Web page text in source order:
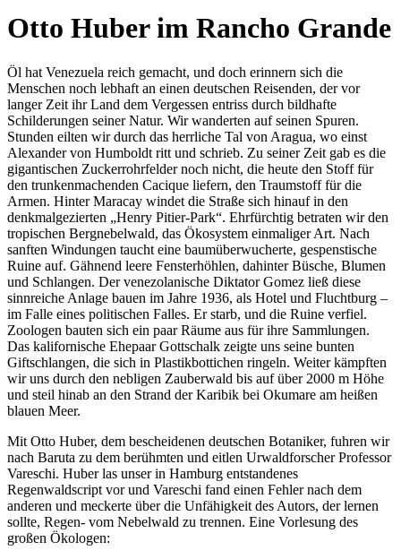
Otto Huber im Rancho Grande
Öl hat Venezuela reich gemacht, und doch erinnern sich die
Menschen noch lebhaft an einen deutschen Reisenden, der vor
langer Zeit ihr Land dem Vergessen entriss durch bildhafte
Schilderungen seiner Natur. Wir wanderten auf seinen Spuren.
Stunden eilten wir durch das herrliche Tal von Aragua, wo einst
Alexander von Humboldt ritt und schrieb. Zu seiner Zeit gab es die
gigantischen Zuckerrohrfelder noch nicht, die heute den Stoff für
den trunkenmachenden Cacique liefern, den Traumstoff für die
Armen. Hinter Maracay windet die Straße sich hinauf in den
denkmalgezierten
Henry Pitier-Park . Ehrfürchtig betraten wir den
tropischen Bergnebelwald, das Ökosystem einmaliger Art. Nach
sanften Windungen taucht eine baumüberwucherte, gespenstische
Ruine auf. Gähnend leere Fensterhöhlen, dahinter Büsche, Blumen
und Schlangen. Der venezolanische Diktator Gomez ließ diese
sinnreiche Anlage bauen im Jahre 1936, als Hotel und Fluchtburg –
im Falle eines politischen Falles. Er starb, und die Ruine verfiel.
Zoologen bauten sich ein paar Räume aus für ihre Sammlungen.
Das kalifornische Ehepaar Gottschalk zeigte uns seine bunten
Giftschlangen, die sich in Plastikbottichen ringeln. Weiter kämpften
wir uns durch den nebligen Zauberwald bis auf über 2000 m Höhe
und steil hinab an den Strand der Karibik bei Okumare am heißen
blauen Meer.
Mit Otto Huber, dem bescheidenen deutschen Botaniker, fuhren wir
nach Baruta zu dem berühmten und eitlen Urwaldforscher Professor
Vareschi. Huber las unser in Hamburg entstandenes
Regenwaldscript vor und Vareschi fand einen Fehler nach dem
anderen und meckerte über die Unfähigkeit des Autors, der lernen
sollte, Regen- vom Nebelwald zu trennen. Eine Vorlesung des
großen Ökologen: